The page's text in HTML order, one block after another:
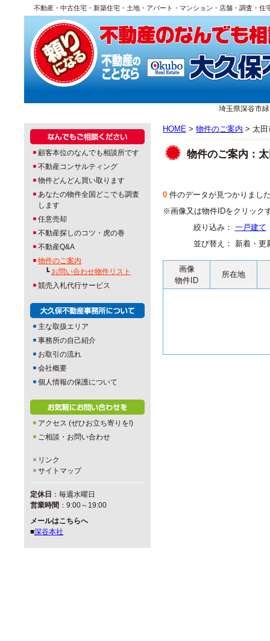
不動産・中古住宅・新築住宅・土地・アパート・マンション・店舗・調査・
埼玉県深谷市
HOME > 物件のご案内 > 太田
物件のご案内：
0 件のデータが見つかりまし
※画像又は物件IDをクリック
絞り込み： 一戸建て
並び替え： 新着・更
画像
物件ID
所在地
顧客本位のなんでも相談所です
不動産コンサルティング
物件どんどん買い取ります
あなたの物件全国どこでも調査
します
任意売却
不動産探しのコツ・虎の巻
不動産Q&A
物件のご案内
┗ お問い合わせ物件リスト
競売入札代行サービス
主な取扱エリア
事務所の自己紹介
お取引の流れ
会社概要
個人情報の保護について
アクセス (ぜひお立ち寄りを!)
ご相談・お問い合わせ
リンク
サイトマップ
定休日 ：毎週水曜日
営業時間 ：9:00～19:00
メールはこちらへ
■深谷本社